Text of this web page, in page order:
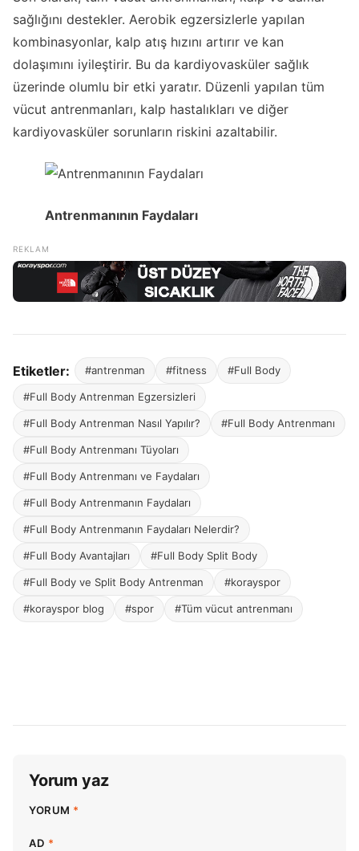
sağlığını destekler. Aerobik egzersizlerle yapılan
kombinasyonlar, kalp atış hızını artırır ve kan
dolaşımını iyileştirir. Bu da kardiyovasküler sağlık
üzerinde olumlu bir etki yaratır. Düzenli yapılan tüm
vücut antrenmanları, kalp hastalıkları ve diğer
kardiyovasküler sorunların riskini azaltabilir.
Antrenmanının Faydaları
Etiketler: #antrenman #fitness #Full Body
#Full Body Antrenman Egzersizleri
#Full Body Antrenman Nasıl Yapılır? #Full Body Antrenmanı
#Full Body Antrenmanı Tüyoları
#Full Body Antrenmanı ve Faydaları
#Full Body Antrenmanın Faydaları
#Full Body Antrenmanın Faydaları Nelerdir?
#Full Body Avantajları #Full Body Split Body
#Full Body ve Split Body Antrenman #korayspor
#korayspor blog #spor #Tüm vücut antrenmanı
Yorum yaz
YORUM *
AD *